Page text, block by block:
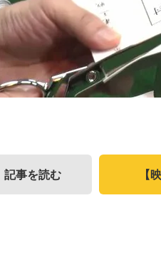
記事を読む 【